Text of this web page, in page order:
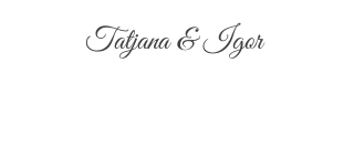
Tatjana & Igor